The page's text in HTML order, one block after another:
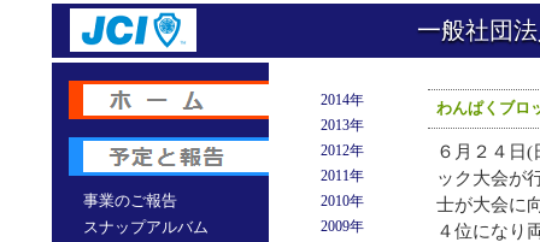
一般社団
事業のご報告
スナップアルバム
2014年
2013年
2012年
2011年
2010年
2009年
わんぱくブロ
６月２４日
ック大会が
士が大会に
４位になり